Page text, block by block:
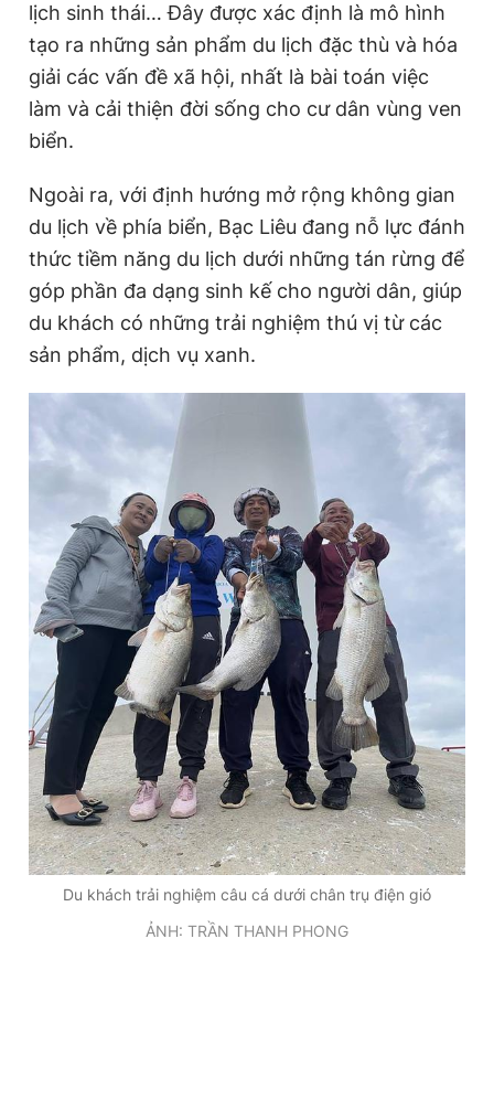
lịch sinh thái… Đây được xác định là mô hình
tạo ra những sản phẩm du lịch đặc thù và hóa
giải các vấn đề xã hội, nhất là bài toán việc
làm và cải thiện đời sống cho cư dân vùng ven
biển.
Ngoài ra, với định hướng mở rộng không gian
du lịch về phía biển, Bạc Liêu đang nỗ lực đánh
thức tiềm năng du lịch dưới những tán rừng để
góp phần đa dạng sinh kế cho người dân, giúp
du khách có những trải nghiệm thú vị từ các
sản phẩm, dịch vụ xanh.
Du khách trải nghiệm câu cá dưới chân trụ điện gió
ẢNH: TRẦN THANH PHONG